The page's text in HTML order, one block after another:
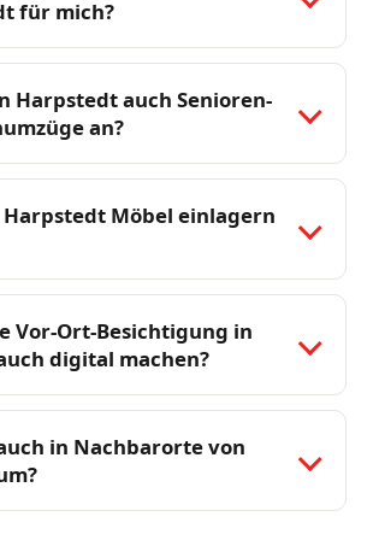
für mich?
Harpstedt auch Senioren-
an?
Harpstedt Möbel einlagern
Vor-Ort-Besichtigung in
digital machen?
auch in Nachbarorte von